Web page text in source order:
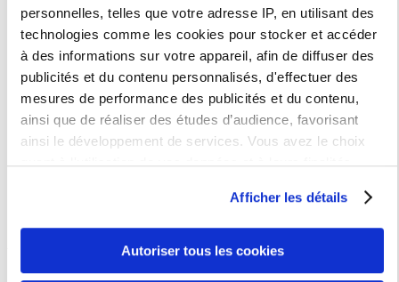
personnelles, telles que votre adresse IP, en utilisant des
technologies comme les cookies pour stocker et accéder
à des informations sur votre appareil, afin de diffuser des
publicités et du contenu personnalisés, d'effectuer des
mesures de performance des publicités et du contenu,
ainsi que de réaliser des études d’audience, favorisant
ainsi le développement de services. Vous avez le choix
quant à l'utilisation de vos données et à leurs finalités.
moment en consultant la Déclaration relative aux cookies
ou en cliquant sur l'icône de confidentialité.
Si vous le permettez, nous aimerions également :
Afficher les détails
Autoriser tous les cookies
Contact(s)
Anne Larrory-Wunder : anne.larrory@sorbonne-nouvelle.fr
Germanophone - EA 4223